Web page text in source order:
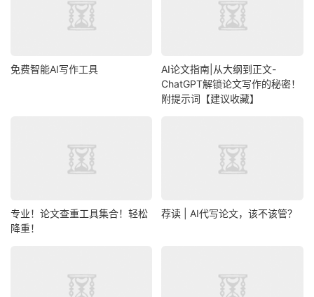
免费智能AI写作工具
AI论文指南|从大纲到正文-
ChatGPT解锁论文写作的秘密！
附提示词【建议收藏】
专业！论文查重工具集合！轻松
降重！
荐读 | AI代写论文，该不该管？